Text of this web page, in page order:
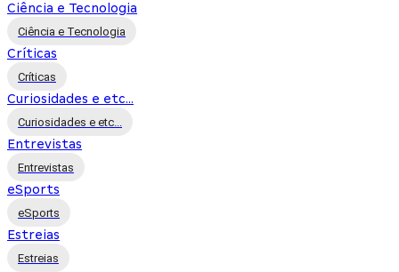
Ciência e Tecnologia
Ciência e Tecnologia
Críticas
Críticas
Curiosidades e etc...
Curiosidades e etc...
Entrevistas
Entrevistas
eSports
eSports
Estreias
Estreias